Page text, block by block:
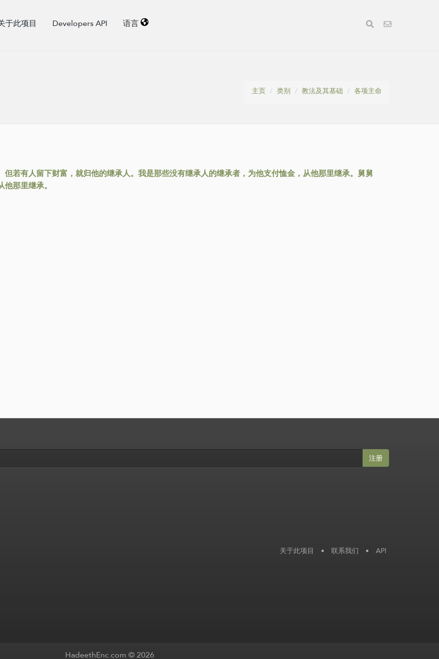
于此项目 Developers API 语言
主页
类别 教法及其基础 各项主命
若有人留下财富，就归他的继承人。我是那些没有继承人的继承者，为他支付恤金，从他那里继承。舅舅
那里继承。
注册
关于此项目 • 联系我们 • API
HadeethEnc.com © 2026